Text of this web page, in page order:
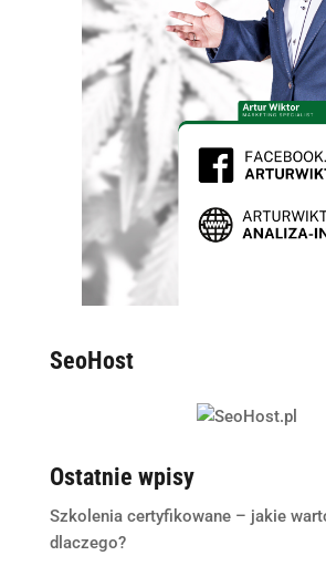
SeoHost
Ostatnie wpisy
Szkolenia certyfikowane – jakie
dlaczego?